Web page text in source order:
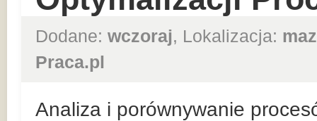
Dodane: wczoraj, Lokalizacja:
Praca.pl
Analiza i porównywanie